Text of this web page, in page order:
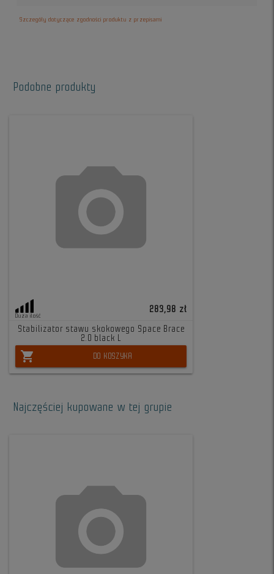
Szczegóły dotyczące zgodności produktu z przepisami
Podobne produkty
Duża ilość
283,98 zł
Stabilizator stawu skokowego Space Brace
2.0 black L
shopping_cart DO KOSZYKA
Najczęściej kupowane w tej grupie